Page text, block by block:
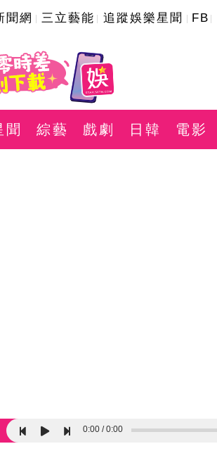
聞網 三立藝能 追蹤娛樂星聞 FB
聞 綜藝 戲劇 日韓 電影
0:00 0:00